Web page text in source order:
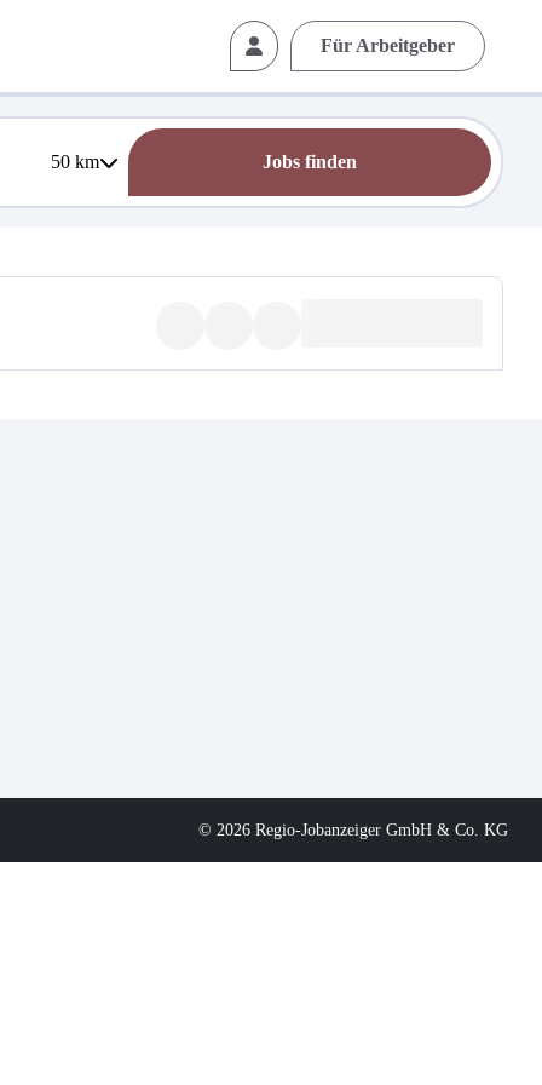
Für Arbeitgeber
50km Jobs finden
© 2026 Regio-Jobanzeiger GmbH & Co. KG